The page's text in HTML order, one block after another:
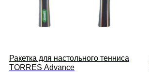
Ракетка для настольного тенниса
TORRES Advance